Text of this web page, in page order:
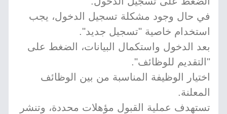
في حال وجود مشكلة تسجيل الدخول، يجب
استخدام خاصية "تسجيل جديد".
بعد الدخول واستكمال البيانات، الضغط على
"التقديم للوظائف".
اختيار الوظيفة المناسبة من بين الوظائف
المعلنة.
تستهدف عملية القبول مؤهلات محددة، وتنشر